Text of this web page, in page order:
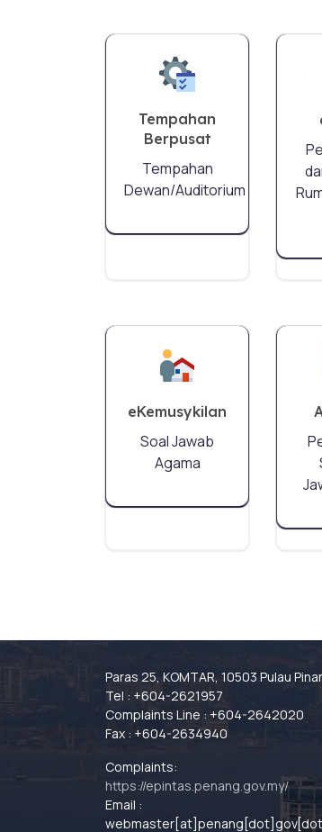
Tempahan
Berpusat
Tempahan
Dewan/Auditorium
eKemusykilan
Soal Jawab
Agama
Paras 25, KOMTAR, 10503 Pulau
Tel : +604-2621957
Complaints Line : +604-2642020
Fax : +604-2634940
Complaints:
https://epintas.penang.gov.my/
Email :